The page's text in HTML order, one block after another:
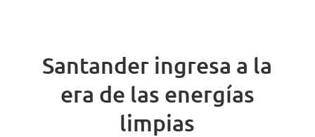
Santander ingresa a la
era de las energías
limpias